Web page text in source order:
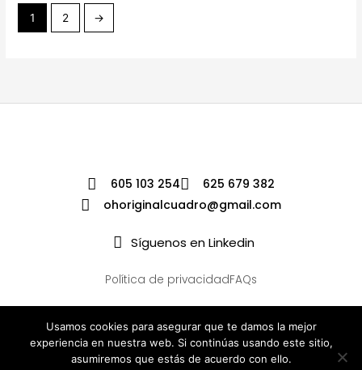
1 2 →
605 103 254
625 679 382
ohoriginalcuadro@gmail.com
Síguenos en Linkedin
Política de privacidadFAQs
Usamos cookies para asegurar que te damos la mejor
experiencia en nuestra web. Si continúas usando este sitio,
asumiremos que estás de acuerdo con ello.